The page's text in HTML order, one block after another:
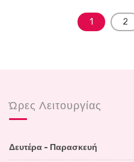
1 2
Ώρες Λειτουργίας
Δευτέρα - Παρασκευή